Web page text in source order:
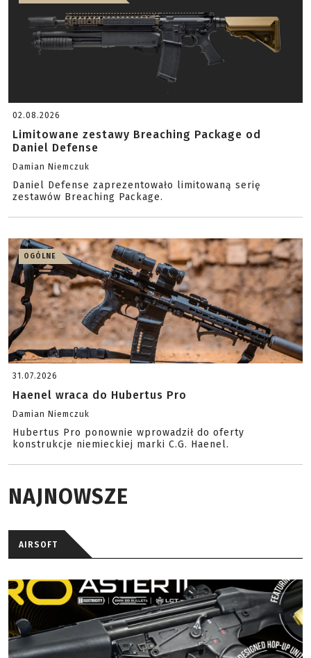
02.08.2026
Limitowane zestawy Breaching Package od
Daniel Defense
Damian Niemczuk
Daniel Defense zaprezentowało limitowaną serię
zestawów Breaching Package.
OGÓLNE
31.07.2026
Haenel wraca do Hubertus Pro
Damian Niemczuk
Hubertus Pro ponownie wprowadził do oferty
konstrukcje niemieckiej marki C.G. Haenel.
NAJNOWSZE
AIRSOFT